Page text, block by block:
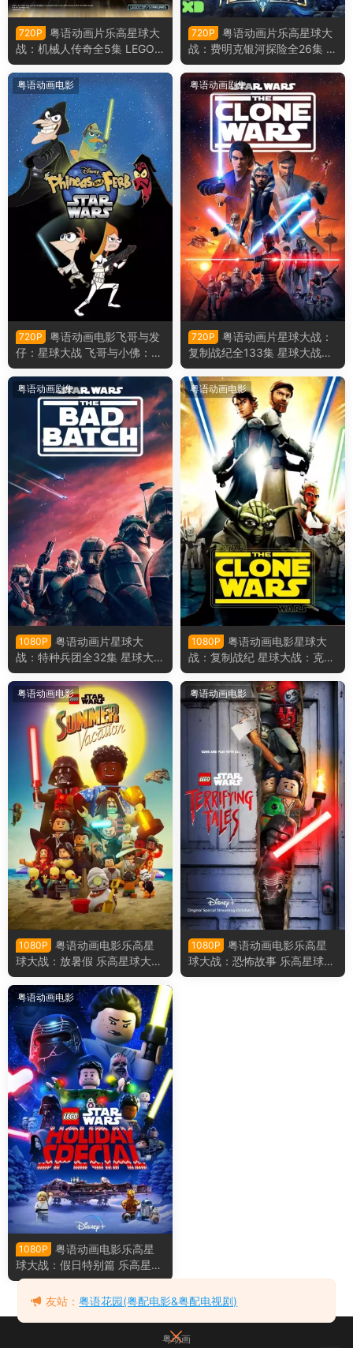
720P
粤语动画片乐高星球大
战：机械人传奇全5集 LEGO
星球大战：机械人传奇粤语版
720P
粤语动画片乐高星球大
战：费明克银河探险全26集 L
EGO星球大战：费明克银河探
险粤语版
粤语动画电影
720P
粤语动画电影飞哥与发
仔：星球大战 飞哥与小佛：星
球大战粤语版
粤语动画剧集
720P
粤语动画片星球大战：
复制战纪全133集 星球大战：
克隆人战争粤语版
粤语动画剧集
1080P
粤语动画片星球大
战：特种兵团全32集 星球大
战：异等小队粤语版
粤语动画电影
1080P
粤语动画电影星球大
战：复制战纪 星球大战：克隆
战争粤语版
粤语动画电影
1080P
粤语动画电影乐高星
球大战：放暑假 乐高星球大
战：夏日假期粤语版
粤语动画电影
1080P
粤语动画电影乐高星
球大战：恐怖故事 乐高星球大
战：惊魂传说粤语版
粤语动画电影
1080P
粤语动画电影乐高星
球大战：假日特别篇 乐高星球
大战：圣诞特别篇粤语版
粤动画
友站：粤语花园(粤配电影&粤配电视剧)